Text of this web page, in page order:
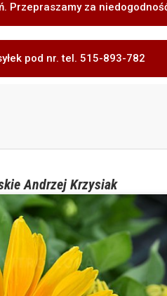
Przepraszamy za
pod nr. tel. 515-893-782
Andrzej Krzysiak